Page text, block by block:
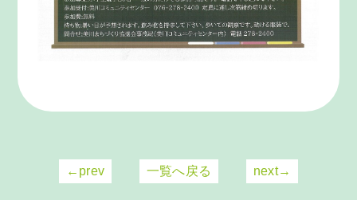
←prev 一覧へ戻る next→